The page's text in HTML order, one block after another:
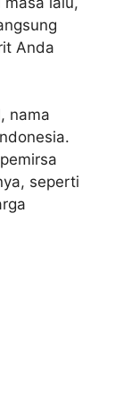
Anda
nama
seperti